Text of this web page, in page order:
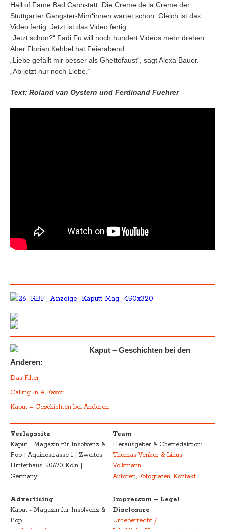
Hall of Fame Bad Cannstatt. Die Creme de la Creme der
Stuttgarter Gangster-Mim*innen wartet schon. Gleich ist das
Video fertig. Jetzt ist das Video fertig.
„Jetzt schon?“ Fadi Fu will noch hundert Videos mehr drehen.
Aber Florian Kehbel hat Feierabend.
„Liebe gefällt mir besser als Ghettofaust“, sagt Alexa Bauer.
„Ab jetzt nur noch Liebe.“
Text: Roland van Oystern und Ferdinand Fuehrer
Kaput – Geschichten bei den
Anderen:
Das Filter
Calling In A Favor
Kaput – Geschichten bei Anderen
Verlagssitz
Kaput - Magazin für Insolvenz &
Pop | Aquinostrasse 1 | Zweites
Hinterhaus, 50670 Köln |
Germany
Team
Herausgeber & Chefredaktion:
Thomas Venker & Linus
Volkmann
Autoren, Fotografen, Kontakt
Advertising
Kaput - Magazin für Insolvenz &
Pop
Impressum – Legal
Disclosure
Urheberrecht /